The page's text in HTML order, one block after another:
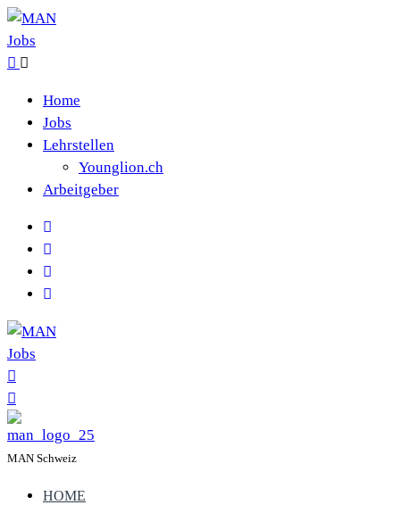
Home
Jobs
Lehrstellen
Younglion.ch
Arbeitgeber
MAN Schweiz
HOME